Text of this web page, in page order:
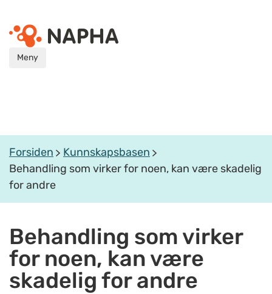
Meny
Forsiden
Kunnskapsbasen
Behandling som virker for noen, kan være skadelig
for andre
Behandling som virker
for noen, kan være
skadelig for andre